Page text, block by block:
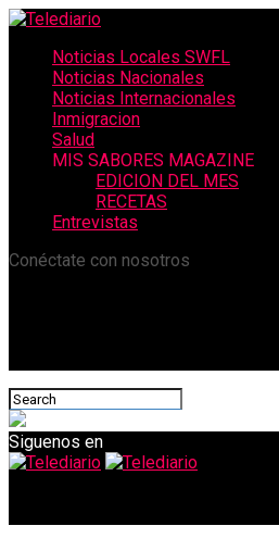
Noticias Locales SWFL
Noticias Nacionales
Noticias Internacionales
Inmigracion
Salud
MIS SABORES MAGAZINE
EDICION DEL MES
RECETAS
Entrevistas
Conéctate con nosotros
Siguenos en